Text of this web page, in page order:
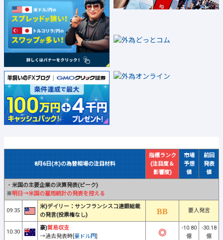
8月6日(木)の為替相場の注目材料
指標ランク
(注目度＆
影響度)
市場
予想
値
前回
発表
値
・ 米国の主要企業の決算発表(ピーク)
※明日→米国の雇用統計の発表を控える
09:35
米)デイリー：サンフランシスコ連銀総裁
の発言(投票権なし)
要人発言
10:30
豪)貿易収支
→過去発表時[豪ドル円]
-10.80
億
-30.18
億